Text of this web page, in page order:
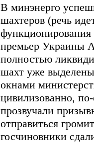
В минэнерго
шахтеров (речь
функционирования
премьер Украины
полностью
шахт уже
окнами
цивилизованно,
прозвучали
отправиться
госчиновники